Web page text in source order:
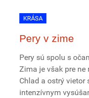
KRÁSA
Pery v zime
Pery sú spolu s
Zima je však pre
Chlad a ostrý vietor
intenzívnym